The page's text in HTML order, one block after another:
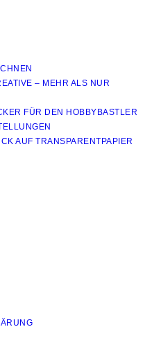
– MEHR ALS NUR
FÜR DEN HOBBYBASTLER
AUF TRANSPARENTPAPIER